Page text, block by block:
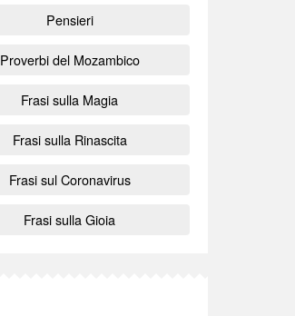
Pensieri
Proverbi del Mozambico
Frasi sulla Magia
Frasi sulla Rinascita
Frasi sul Coronavirus
Frasi sulla Gioia